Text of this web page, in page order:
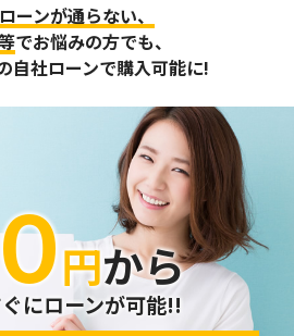
ローンが通らない、
でお悩みの方でも、
自社ローンで購入可能に!
円から
にローンが可能!!